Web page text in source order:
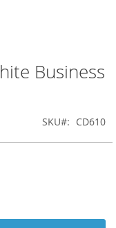
Business
SKU CD610